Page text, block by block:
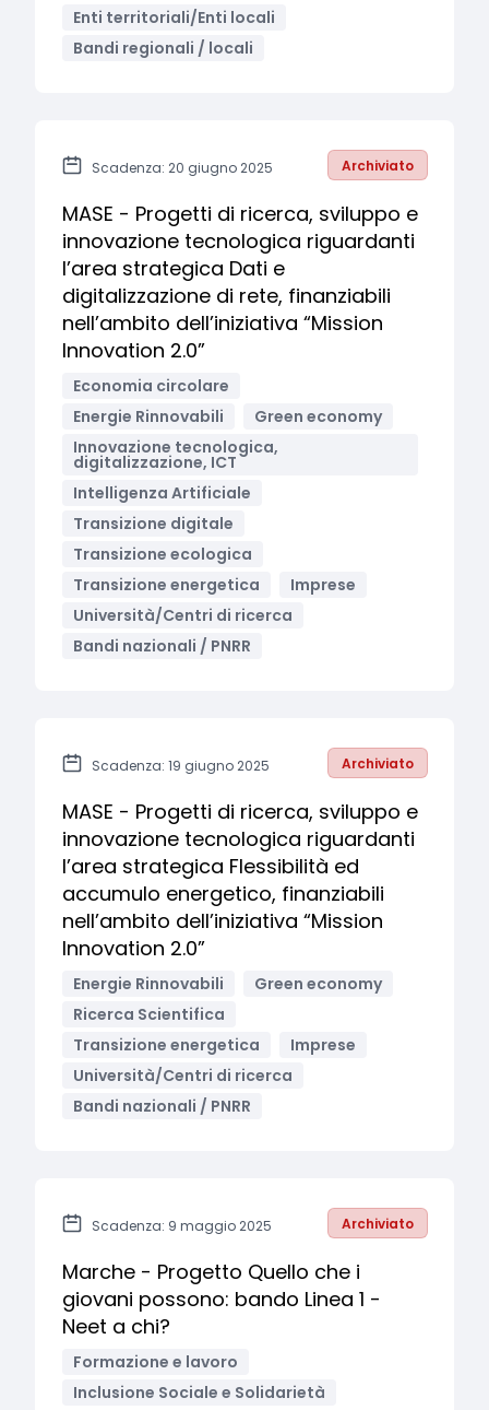
Enti territoriali/Enti locali
Bandi regionali / locali
Scadenza: 20 giugno 2025 Archiviato
MASE - Progetti di ricerca, sviluppo e
innovazione tecnologica riguardanti
l’area strategica Dati e
digitalizzazione di rete, finanziabili
nell’ambito dell’iniziativa “Mission
Innovation 2.0”
Economia circolare
Energie Rinnovabili
Green economy
Innovazione tecnologica,
digitalizzazione, ICT
Intelligenza Artificiale
Transizione digitale
Transizione ecologica
Transizione energetica
Imprese
Università/Centri di ricerca
Bandi nazionali / PNRR
Scadenza: 19 giugno 2025 Archiviato
MASE - Progetti di ricerca, sviluppo e
innovazione tecnologica riguardanti
l’area strategica Flessibilità ed
accumulo energetico, finanziabili
nell’ambito dell’iniziativa “Mission
Innovation 2.0”
Energie Rinnovabili
Green economy
Ricerca Scientifica
Transizione energetica
Imprese
Università/Centri di ricerca
Bandi nazionali / PNRR
Scadenza: 9 maggio 2025 Archiviato
Marche - Progetto Quello che i
giovani possono: bando Linea 1 -
Neet a chi?
Formazione e lavoro
Inclusione Sociale e Solidarietà